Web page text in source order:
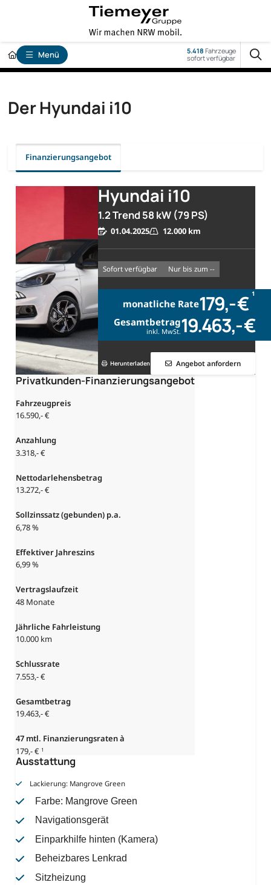
Menü 5.418 Fahrzeuge
sofort verfügbar
Der Hyundai i10
Finanzierungsangebot
Hyundai i10
1.2 Trend 58 kW (79 PS)
01.04.2025 12.000 km
sofort verfügbar nur bis zum --
monatliche Rate179,- € 1
Gesamtbetrag
inkl. MwSt.19.463,- €
Herunterladen Angebot anfordern
Ausstattung
Lackierung: Mangrove Green
Farbe: Mangrove Green
Navigationsgerät
Einparkhilfe hinten (Kamera)
Beheizbares Lenkrad
Sitzheizung
Privatkunden-Finanzierungsangebot
Fahrzeugpreis
16.590,- €
Anzahlung
3.318,- €
Nettodarlehensbetrag
13.272,- €
Sollzinssatz (gebunden) p.a.
6,78 %
Effektiver Jahreszins
6,99 %
Vertragslaufzeit
48 Monate
Jährliche Fahrleistung
10.000 km
Schlussrate
7.553,- €
Gesamtbetrag
19.463,- €
47 mtl. Finanzierungsraten à
179,- € 1